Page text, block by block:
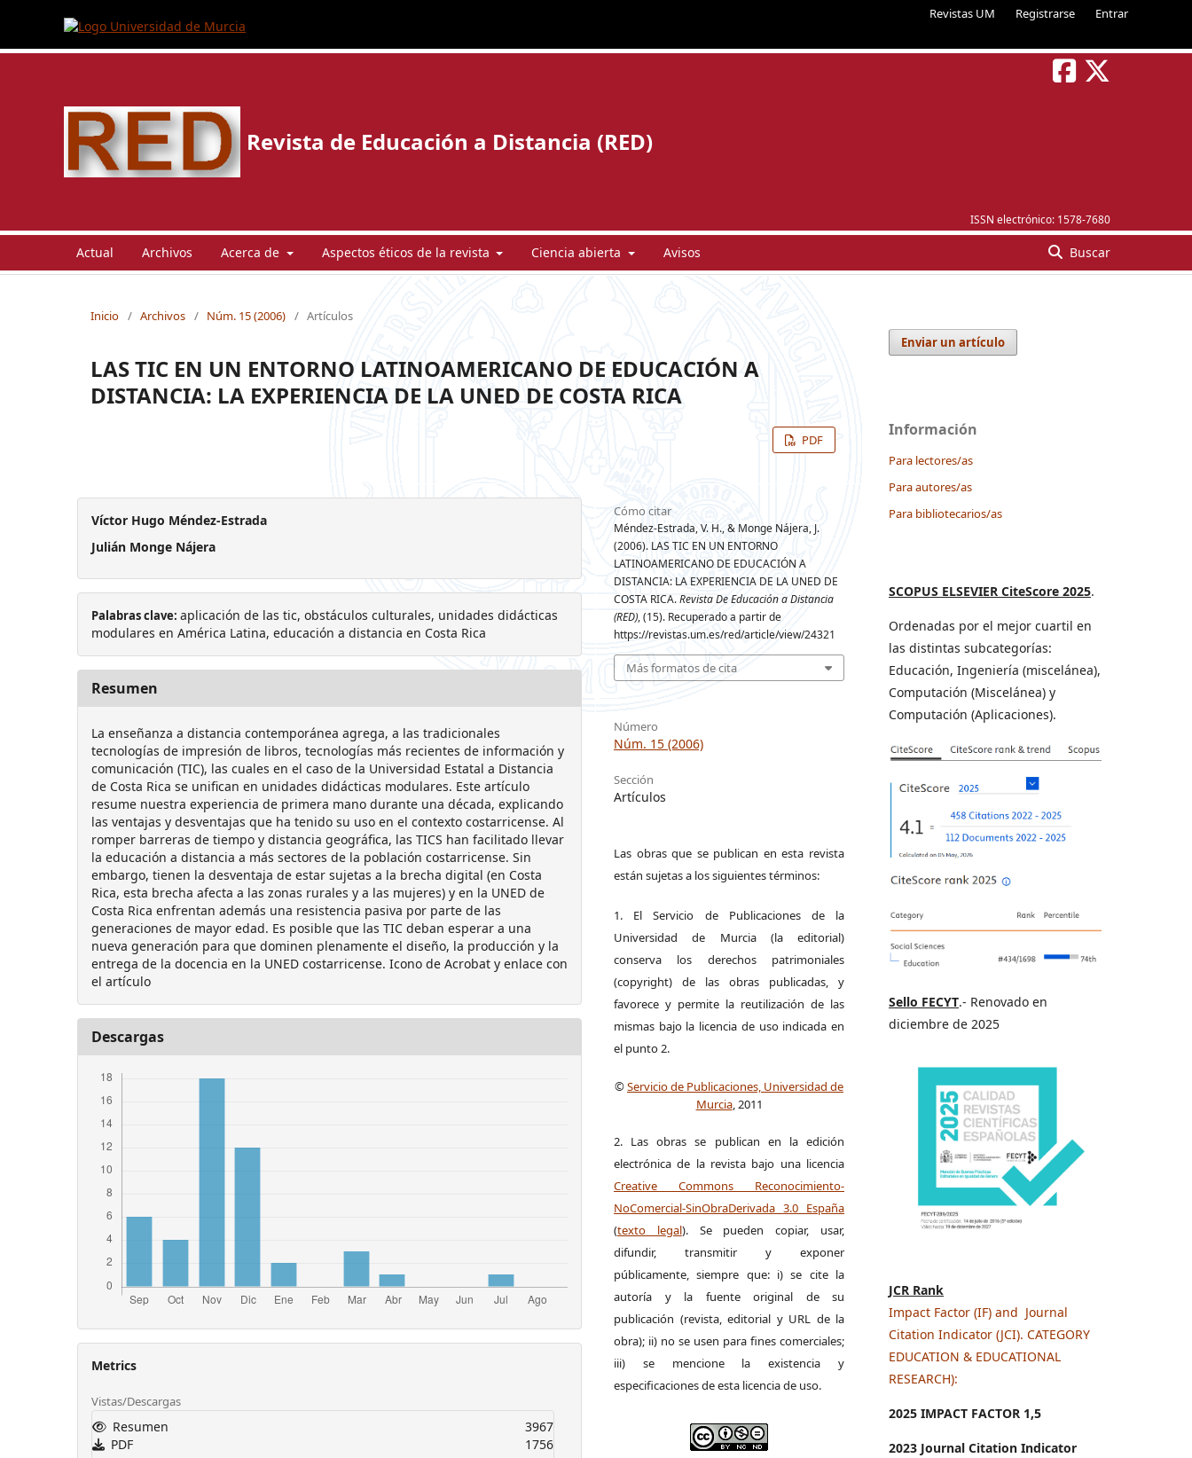
Revistas UM Registrarse Entrar
ISSN electrónico: 1578-7680
Revista de Educación a Distancia (RED)
Actual Archivos Acerca de Aspectos éticos de la revista Ciencia abierta Avisos Buscar
Inicio / Archivos / Núm. 15 (2006) / Artículos
LAS TIC EN UN ENTORNO LATINOAMERICANO DE EDUCACIÓN A
DISTANCIA: LA EXPERIENCIA DE LA UNED DE COSTA RICA
PDF
Víctor Hugo Méndez-Estrada
Julián Monge Nájera
Palabras clave: aplicación de las tic, obstáculos culturales, unidades didácticas
modulares en América Latina, educación a distancia en Costa Rica
Resumen
La enseñanza a distancia contemporánea agrega, a las tradicionales
tecnologías de impresión de libros, tecnologías más recientes de información y
comunicación (TIC), las cuales en el caso de la Universidad Estatal a Distancia
de Costa Rica se unifican en unidades didácticas modulares. Este artículo
resume nuestra experiencia de primera mano durante una década, explicando
las ventajas y desventajas que ha tenido su uso en el contexto costarricense. Al
romper barreras de tiempo y distancia geográfica, las TICS han facilitado llevar
la educación a distancia a más sectores de la población costarricense. Sin
embargo, tienen la desventaja de estar sujetas a la brecha digital (en Costa
Rica, esta brecha afecta a las zonas rurales y a las mujeres) y en la UNED de
Costa Rica enfrentan además una resistencia pasiva por parte de las
generaciones de mayor edad. Es posible que las TIC deban esperar a una
nueva generación para que dominen plenamente el diseño, la producción y la
entrega de la docencia en la UNED costarricense. Icono de Acrobat y enlace con
el artículo
Descargas
Metrics
Vistas/Descargas
Resumen
3967
PDF
1756
Cómo citar
Méndez-Estrada, V. H., & Monge Nájera, J.
(2006). LAS TIC EN UN ENTORNO
LATINOAMERICANO DE EDUCACIÓN A
DISTANCIA: LA EXPERIENCIA DE LA UNED DE
COSTA RICA.Revista De Educación a Distancia
(RED), (15). Recuperado a partir de
https://revistas.um.es/red/article/view/24321
Más formatos de cita
Número
Núm. 15 (2006)
Sección
Artículos
Las obras que se publican en esta revista
están sujetas a los siguientes términos:
1. El Servicio de Publicaciones de la
Universidad de Murcia (la editorial)
conserva los derechos patrimoniales
(copyright) de las obras publicadas, y
favorece y permite la reutilización de las
mismas bajo la licencia de uso indicada en
el punto 2.
©Servicio de Publicaciones, Universidad de
Murcia, 2011
2. Las obras se publican en la edición
electrónica de la revista bajo una licencia
Creative Commons Reconocimiento-
NoComercial-SinObraDerivada 3.0 España
(texto legal). Se pueden copiar, usar,
difundir, transmitir y exponer
públicamente, siempre que: i) se cite la
autoría y la fuente original de su
publicación (revista, editorial y URL de la
obra); ii) no se usen para fines comerciales;
iii) se mencione la existencia y
especificaciones de esta licencia de uso.
Enviar un artículo
Información
Para lectores/as
Para autores/as
Para bibliotecarios/as
SCOPUS ELSEVIER CiteScore 2025.
Ordenadas por el mejor cuartil en
las distintas subcategorías:
Educación, Ingeniería (miscelánea),
Computación (Miscelánea) y
Computación (Aplicaciones).
Sello FECYT.- Renovado en
diciembre de 2025
JCR Rank
Impact Factor (IF) and Journal
Citation Indicator (JCI). CATEGORY
EDUCATION & EDUCATIONAL
RESEARCH):
2025 IMPACT FACTOR 1,5
2023 Journal Citation Indicator